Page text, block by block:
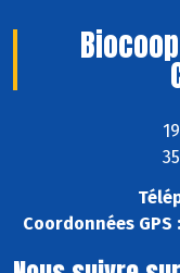
Coordonnées GPS :